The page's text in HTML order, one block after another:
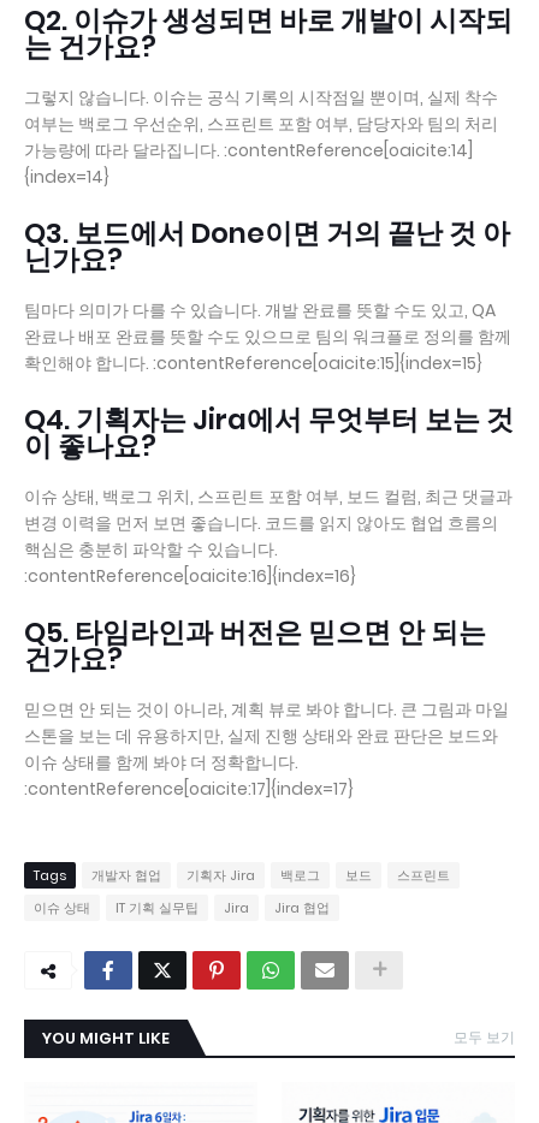
Q2. 이슈가 생성되면 바로 개발이 시작되
는 건가요?
그렇지 않습니다. 이슈는 공식 기록의 시작점일 뿐이며, 실제 착수
여부는 백로그 우선순위, 스프린트 포함 여부, 담당자와 팀의 처리
가능량에 따라 달라집니다. :contentReference[oaicite:14]
{index=14}
Q3. 보드에서 Done이면 거의 끝난 것 아
닌가요?
팀마다 의미가 다를 수 있습니다. 개발 완료를 뜻할 수도 있고, QA
완료나 배포 완료를 뜻할 수도 있으므로 팀의 워크플로 정의를 함께
확인해야 합니다. :contentReference[oaicite:15]{index=15}
Q4. 기획자는 Jira에서 무엇부터 보는 것
이 좋나요?
이슈 상태, 백로그 위치, 스프린트 포함 여부, 보드 컬럼, 최근 댓글과
변경 이력을 먼저 보면 좋습니다. 코드를 읽지 않아도 협업 흐름의
핵심은 충분히 파악할 수 있습니다.
:contentReference[oaicite:16]{index=16}
Q5. 타임라인과 버전은 믿으면 안 되는
건가요?
믿으면 안 되는 것이 아니라, 계획 뷰로 봐야 합니다. 큰 그림과 마일
스톤을 보는 데 유용하지만, 실제 진행 상태와 완료 판단은 보드와
이슈 상태를 함께 봐야 더 정확합니다.
:contentReference[oaicite:17]{index=17}
Tags 개발자 협업 기획자 Jira 백로그 보드
스프린트
이슈 상태
IT 기획 실무팁 Jira Jira 협업
YOU MIGHT LIKE 모두 보기